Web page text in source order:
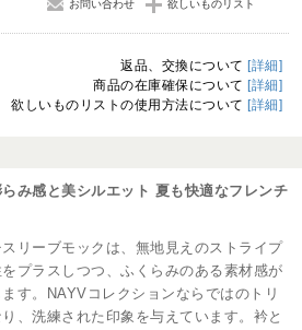
お問い合わせ 欲しいものリスト
返品、交換について [詳細]
商品の在庫確保について [詳細]
欲しいものリストの使用方法について [詳細]
み感と美シルエット 夏も快適なフレンチ
スリーブモックは、無地見えのストライプ
プラスしつつ、ふくらみのある素材感が
す。NAYVコレクションならではのトリ
、洗練された印象を与えています。衿と